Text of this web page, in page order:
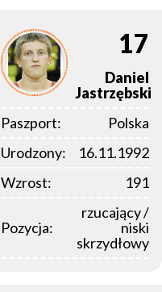
17
Daniel
Jastrzębski
Paszport:
Polska
Urodzony:
16.11.1992
Wzrost:
191
Pozycja:
rzucający /
niski
skrzydłowy